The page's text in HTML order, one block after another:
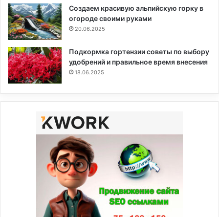
Создаем красивую альпийскую горку в
огороде своими руками
20.06.2025
Подкормка гортензии советы по выбору
удобрений и правильное время внесения
18.06.2025